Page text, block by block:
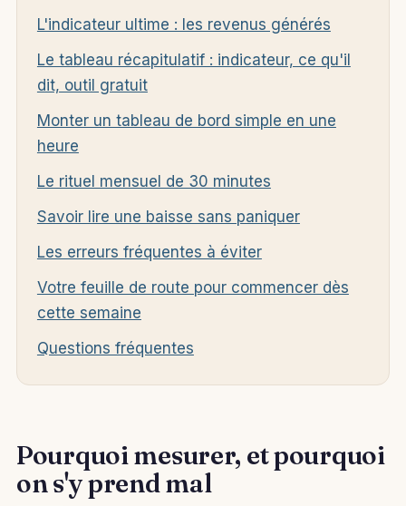
L'indicateur ultime : les revenus générés
Le tableau récapitulatif : indicateur, ce qu'il
dit, outil gratuit
Monter un tableau de bord simple en une
heure
Le rituel mensuel de 30 minutes
Savoir lire une baisse sans paniquer
Les erreurs fréquentes à éviter
Votre feuille de route pour commencer dès
cette semaine
Questions fréquentes
Pourquoi mesurer, et pourquoi
on s'y prend mal